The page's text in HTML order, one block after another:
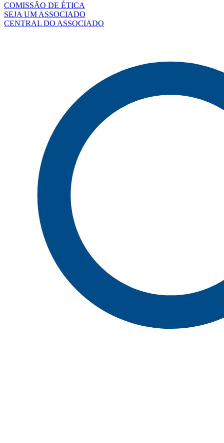
COMISSÃO DE ÉTICA
SEJA UM ASSOCIADO
CENTRAL DO ASSOCIADO